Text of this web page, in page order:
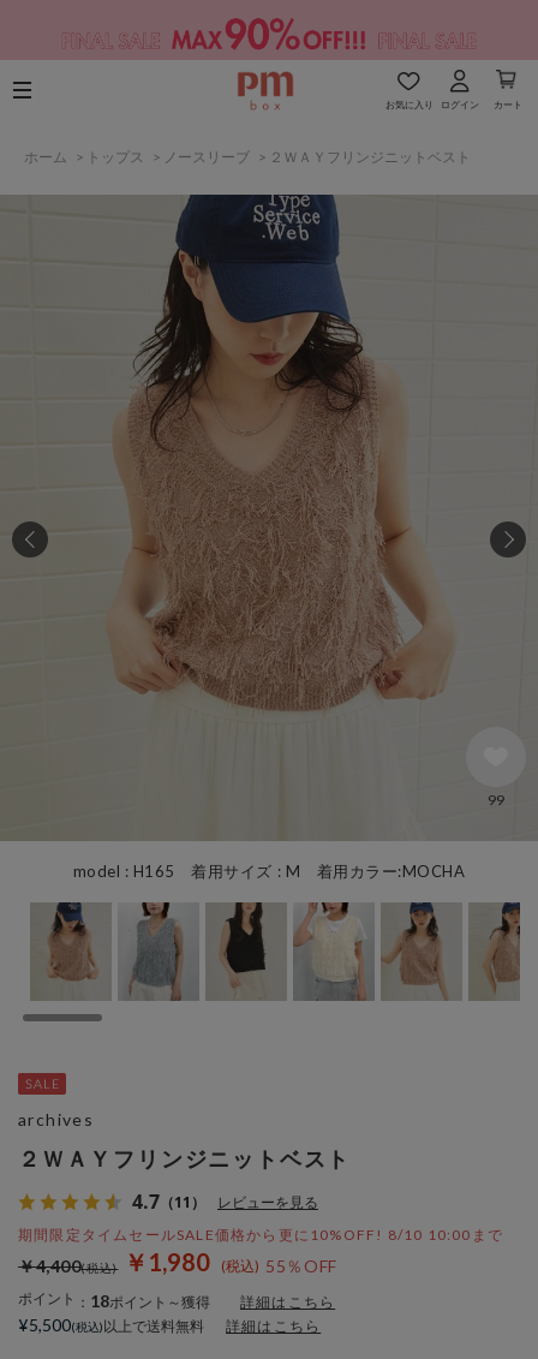
お気に入り ログイン カート
ホーム > トップス > ノースリーブ > ２ＷＡＹフリンジニットベスト
model : H165 着用サイズ : M 着用カラー:MOCHA
99
２ＷＡＹフリンジニットベスト
4.7 （11） レビューを見る
期間限定タイムセールSALE価格から更に10%OFF! 8/10 10:00まで
￥1,980 55％OFF
￥4,400
ポイント ： 18ポイント～獲得 詳細はこちら
archives
¥5,500 以上で送料無料 詳細はこちら